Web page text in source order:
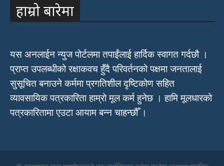
हाम्रो बारेमा
यस अनलाईन न्युज पोर्टलमा तपाईंलाई हार्दिक स्वागत गर्दछौ ।
प्राप्त उपलब्धीको रक्षाकवच हुँदै परिवर्तनको पक्षमा जनतालाई
सुसूचित बनाउने कर्ममा प्रगतिशील दृष्टिकोण सहित
व्यावसायिक पत्रकारिता हाम्रो मूल कर्म हुनेछ । हामि मूलधारको
पत्रकारितामा एउटा आयाम बन्न चाहन्छौँ ।